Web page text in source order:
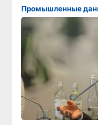
Промышленные